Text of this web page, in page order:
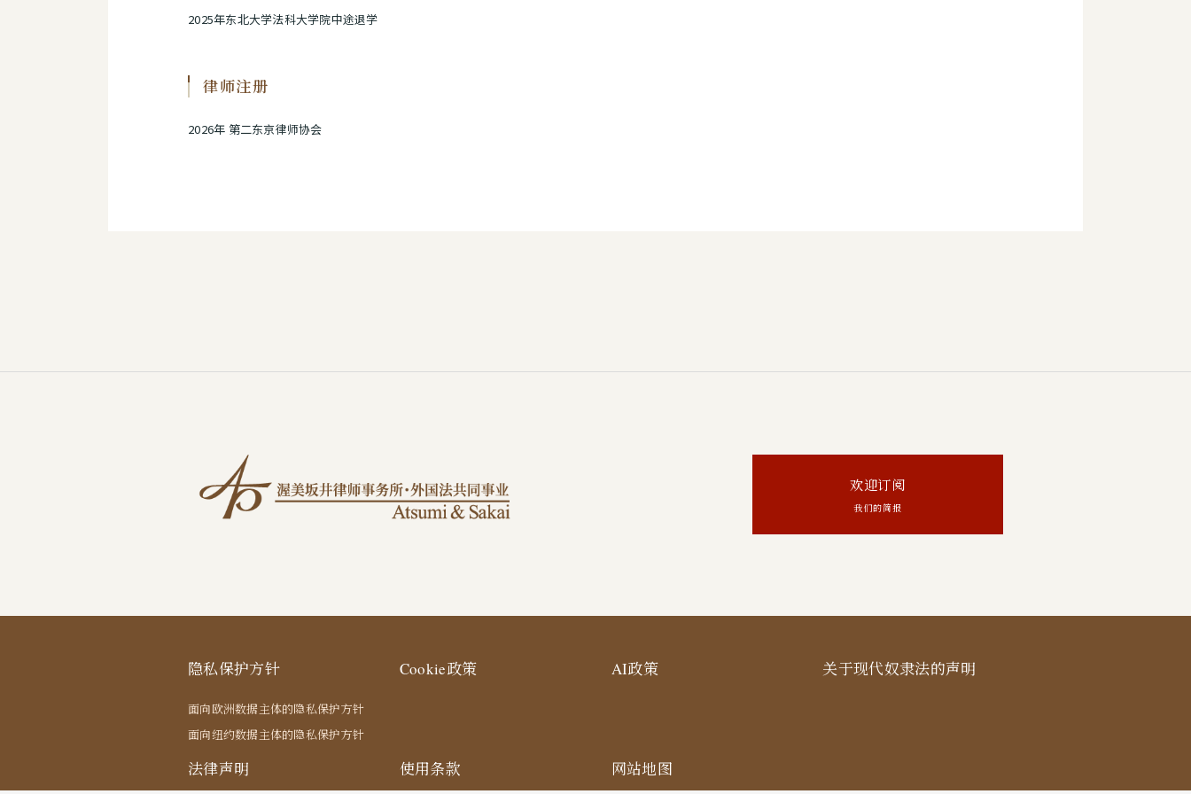
2025年东北大学法科大学院中途退学
律师注册
2026年 第二东京律师协会
欢迎订阅
我们的简报
隐私保护方针
面向欧洲数据主体的隐私保护方针
面向纽约数据主体的隐私保护方针
Cookie政策 AI政策 关于现代奴隶法的声明
法律声明 使用条款 网站地图